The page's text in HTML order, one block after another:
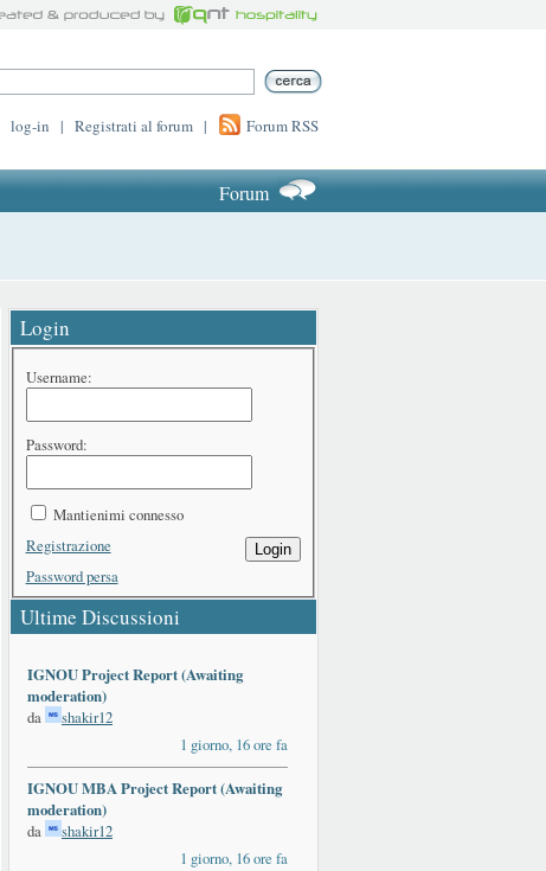
log-in | Registrati al forum | Forum RSS
Forum
Login
Username:
Password:
Mantienimi connesso
Login
Registrazione
Password persa
Ultime Discussioni
IGNOU Project Report (Awaiting
moderation)
da
shakir12
1 giorno, 16 ore fa
IGNOU MBA Project Report (Awaiting
moderation)
da
shakir12
1 giorno, 16 ore fa